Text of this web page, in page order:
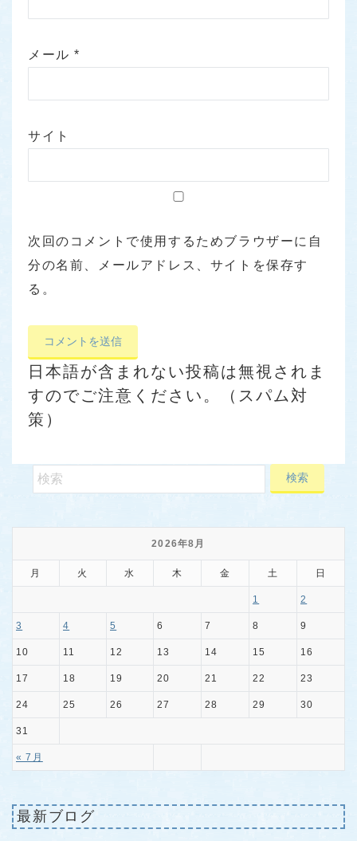
メール*
サイト
次回のコメントで使用するためブラウザーに自
分の名前、メールアドレス、サイトを保存す
る。
日本語が含まれない投稿は無視されま
すのでご注意ください。（スパム対
策）
2026年8月
月 火 水 木 金 土 日
« 7月
1 2
3 4 5 6 7 8 9
10 11 12 13 14 15 16
17 18 19 20 21 22 23
24 25 26 27 28 29 30
31
最新ブログ